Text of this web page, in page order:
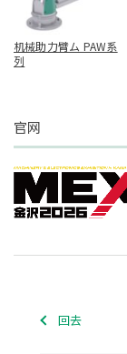
机械助力臂ム PAW系
列
官网
回去